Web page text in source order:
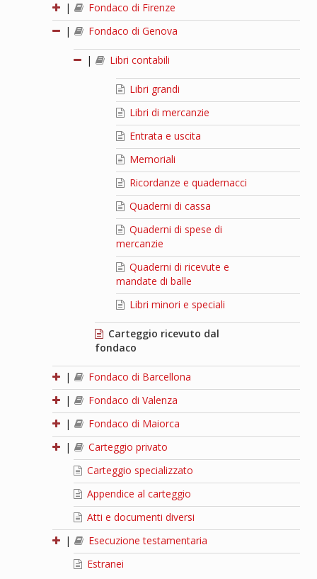
|
Fondaco di Firenze
|
Fondaco di Genova
| Libri contabili
Libri grandi
Libri di mercanzie
Entrata e uscita
Memoriali
Ricordanze e quadernacci
Quaderni di cassa
Quaderni di spese di
mercanzie
Quaderni di ricevute e
mandate di balle
Libri minori e speciali
Carteggio ricevuto dal
fondaco
|
Fondaco di Barcellona
|
Fondaco di Valenza
|
Fondaco di Maiorca
|
Carteggio privato
Carteggio specializzato
Appendice al carteggio
Atti e documenti diversi
|
Esecuzione testamentaria
Estranei